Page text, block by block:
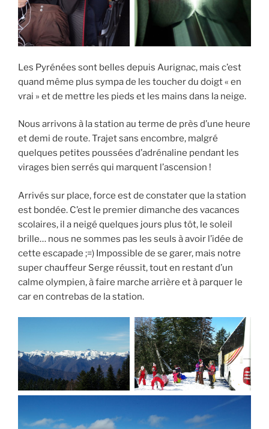
Les Pyrénées sont belles depuis Aurignac, mais c’est
quand même plus sympa de les toucher du doigt « en
vrai » et de mettre les pieds et les mains dans la neige.
Nous arrivons à la station au terme de près d’une heure
et demi de route. Trajet sans encombre, malgré
quelques petites poussées d’adrénaline pendant les
virages bien serrés qui marquent l’ascension !
Arrivés sur place, force est de constater que la station
est bondée. C’est le premier dimanche des vacances
scolaires, il a neigé quelques jours plus tôt, le soleil
brille… nous ne sommes pas les seuls à avoir l’idée de
cette escapade ;=) Impossible de se garer, mais notre
super chauffeur Serge réussit, tout en restant d’un
calme olympien, à faire marche arrière et à parquer le
car en contrebas de la station.